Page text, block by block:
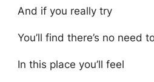
And if you really try
You’ll find there’s no need
In this place you’ll feel